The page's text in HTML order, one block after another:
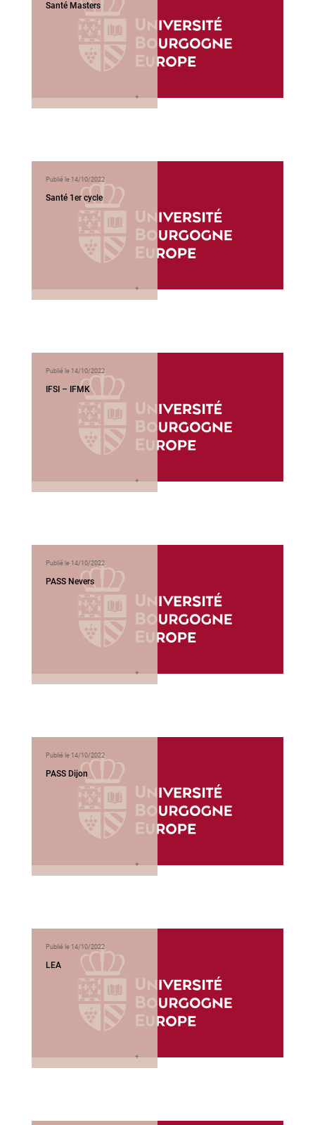
Santé Masters
Publié le 14/10/2022
Santé 1er cycle
Publié le 14/10/2022
IFSI – IFMK
Publié le 14/10/2022
PASS Nevers
Publié le 14/10/2022
PASS Dijon
Publié le 14/10/2022
LEA